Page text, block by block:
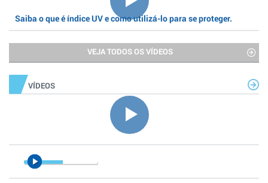
Saiba o que é índice UV e como utilizá-lo para se proteger.
VEJA TODOS OS VÍDEOS
VÍDEOS